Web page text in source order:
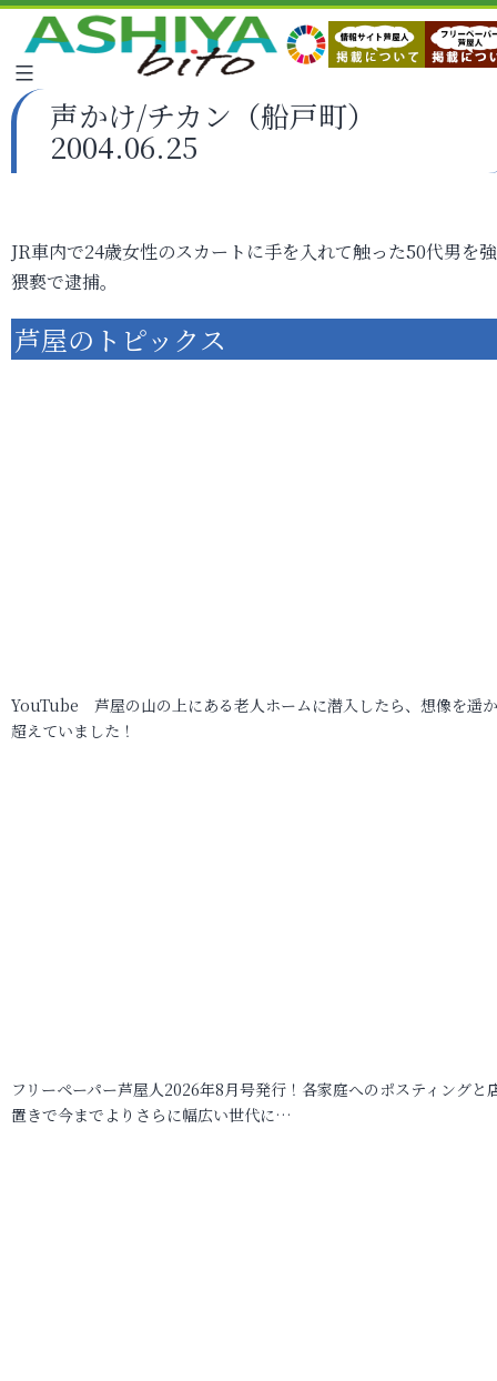
声かけ/チカン（船戸町）
2004.06.25
JR車内で24歳女性のスカートに手を入れて触った50代男を
猥褻で逮捕。
芦屋のトピックス
YouTube 芦屋の山の上にある老人ホームに潜入したら、想像を遥
超えていました！
フリーペーパー芦屋人2026年8月号発行！各家庭へのポスティングと
置きで今までよりさらに幅広い世代に…